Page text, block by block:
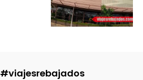
#viajesrebajados